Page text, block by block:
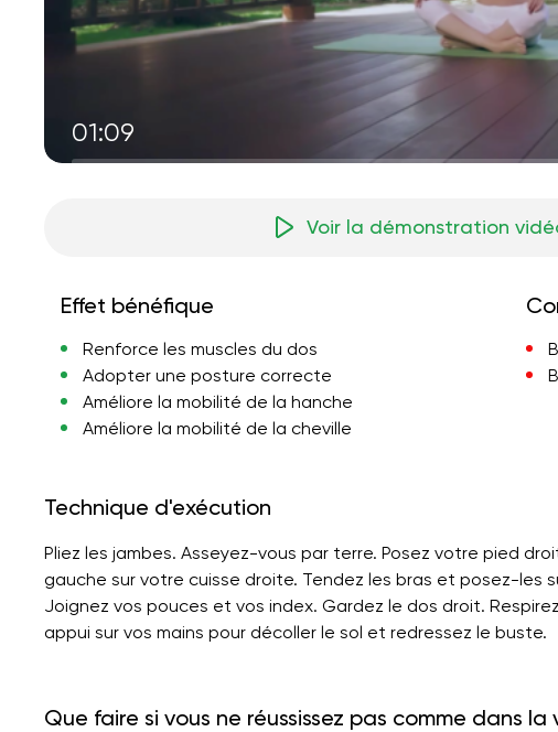
01:09
Voir la démonstration
Effet bénéfique
Renforce les muscles du dos
Adopter une posture correcte
Améliore la mobilité de la hanche
Améliore la mobilité de la cheville
Technique d'exécution
Pliez les jambes. Asseyez-vous par terre. Posez votre pied
gauche sur votre cuisse droite. Tendez les bras et posez-les
Joignez vos pouces et vos index. Gardez le dos droit.
appui sur vos mains pour décoller le sol et redressez le buste.
Que faire si vous ne réussissez pas comme dans la